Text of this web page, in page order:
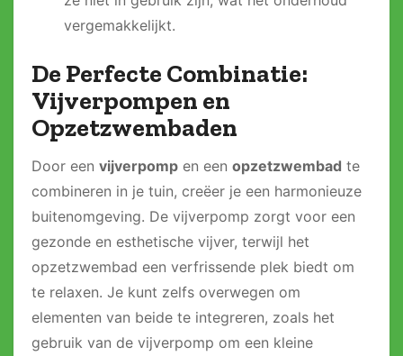
vergemakkelijkt.
De Perfecte Combinatie:
Vijverpompen en
Opzetzwembaden
Door een vijverpomp en een opzetzwembad te
combineren in je tuin, creëer je een harmonieuze
buitenomgeving. De vijverpomp zorgt voor een
gezonde en esthetische vijver, terwijl het
opzetzwembad een verfrissende plek biedt om
te relaxen. Je kunt zelfs overwegen om
elementen van beide te integreren, zoals het
gebruik van de vijverpomp om een kleine